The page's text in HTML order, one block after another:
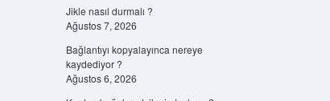
Jikle nasıl durmalı ?
Ağustos 7, 2026
Bağlantıyı kopyalayınca nereye
kaydediyor ?
Ağustos 6, 2026